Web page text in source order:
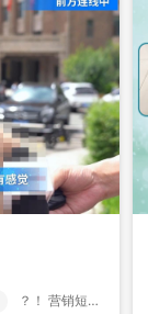
？！ 营销短视频; 高级款; 实拍; 真人解说...